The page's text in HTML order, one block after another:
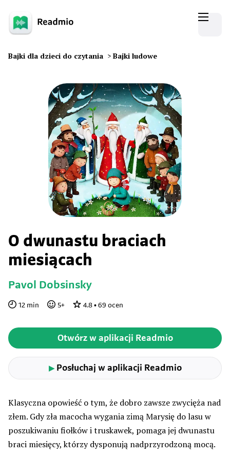
Bajki dla dzieci do czytania > Bajki ludowe
O dwunastu braciach
miesiącach
Pavol Dobsinsky
12 min 5+ 4.8 • 69 ocen
Otwórz w aplikacji Readmio
▶Posłuchaj w aplikacji Readmio
Klasyczna opowieść o tym, że dobro zawsze zwycięża nad
złem. Gdy zła macocha wygania zimą Marysię do lasu w
poszukiwaniu fiołków i truskawek, pomaga jej dwunastu
braci miesięcy, którzy dysponują nadprzyrodzoną mocą.